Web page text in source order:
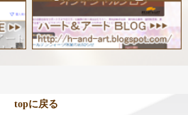
topに戻る